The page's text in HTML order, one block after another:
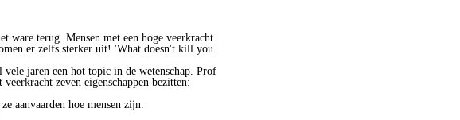
ware terug. Mensen met een hoge veerkracht
er zelfs sterker uit! 'What doesn't kill you
jaren een hot topic in de wetenschap. Prof
zeven eigenschappen bezitten:
aanvaarden hoe mensen zijn.